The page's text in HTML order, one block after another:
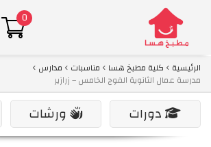
Skip
content
الرئيسية كلية مطبخ هسا مناسبات
مدارس
مدرسة عمال الثانوية الفوج الخامس – زرازير
دورات ورشات
0